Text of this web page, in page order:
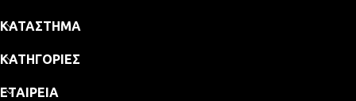
ΚΑΤΆΣΤΗΜΑ
ΚΑΤΗΓΟΡΊΕΣ
ΕΤΑΙΡΕΊΑ